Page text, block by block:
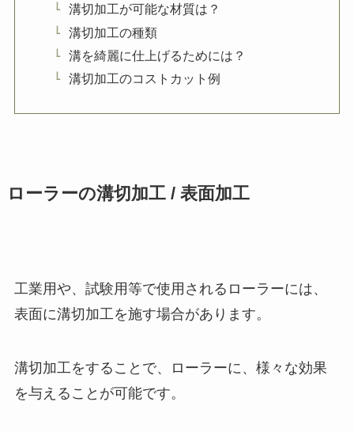
溝切加工が可能な材質は？
溝切加工の種類
溝を綺麗に仕上げるためには？
溝切加工のコストカット例
ローラーの溝切加工 / 表面加工
工業用や、試験用等で使用されるローラーには、
表面に溝切加工を施す場合があります。
溝切加工をすることで、ローラーに、様々な効果
を与えることが可能です。